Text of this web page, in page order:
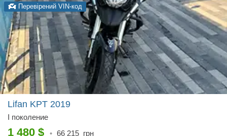
Перевірений VIN-код
Lifan KPT 2019
I поколение
1 480 $ • 66 215 грн